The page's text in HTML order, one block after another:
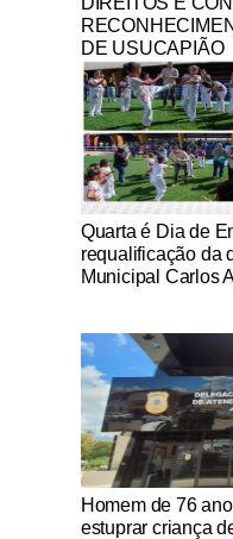
DE USUCAPIÃO
Notícias Católicas
Quarta é Dia de
requalificação da
Municipal Carlos
Notícias Católicas
Homem de 76
estuprar criança